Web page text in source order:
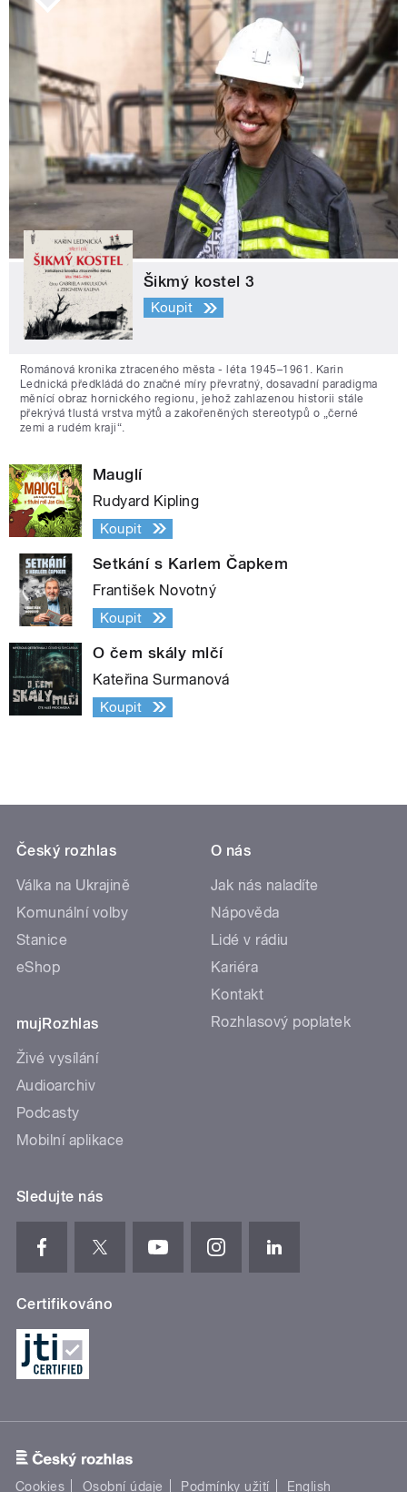
Šikmý kostel 3
Koupit
Románová kronika ztraceného města - léta 1945–1961. Karin
Lednická předkládá do značné míry převratný, dosavadní paradigma
měnící obraz hornického regionu, jehož zahlazenou historii stále
překrývá tlustá vrstva mýtů a zakořeněných stereotypů o „černé
zemi a rudém kraji“.
Mauglí
Rudyard Kipling
Koupit
Setkání s Karlem Čapkem
František Novotný
Koupit
O čem skály mlčí
Kateřina Surmanová
Koupit
Český rozhlas
Válka na Ukrajině
Komunální volby
Stanice
eShop
mujRozhlas
Živé vysílání
Audioarchiv
Podcasty
Mobilní aplikace
O nás
Jak nás naladíte
Nápověda
Lidé v rádiu
Kariéra
Kontakt
Rozhlasový poplatek
Sledujte nás
Certifikováno
Cookies Osobní údaje Podmínky užití English